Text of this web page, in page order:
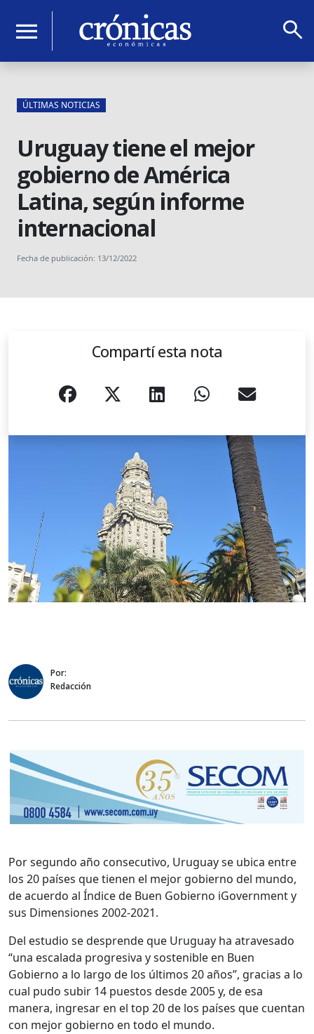
menu search
ÚLTIMAS NOTICIAS
Uruguay tiene el mejor
gobierno de América
Latina, según informe
internacional
Fecha de publicación: 13/12/2022
Compartí esta nota
Por:
Redacción
Por segundo año consecutivo, Uruguay se ubica entre
los 20 países que tienen el mejor gobierno del mundo,
de acuerdo al Índice de Buen Gobierno iGovernment y
sus Dimensiones 2002-2021.
Del estudio se desprende que Uruguay ha atravesado
“una escalada progresiva y sostenible en Buen
Gobierno a lo largo de los últimos 20 años”, gracias a lo
cual pudo subir 14 puestos desde 2005 y, de esa
manera, ingresar en el top 20 de los países que cuentan
con mejor gobierno en todo el mundo.